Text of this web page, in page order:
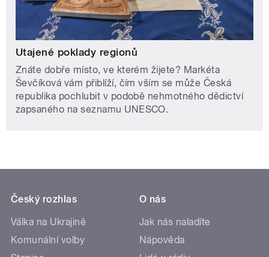
Utajené poklady regionů
Znáte dobře místo, ve kterém žijete? Markéta
Ševčíková vám přiblíží, čím vším se může Česká
republika pochlubit v podobě nehmotného dědictví
zapsaného na seznamu UNESCO.
Český rozhlas
Válka na Ukrajině
Komunální volby
O nás
Jak nás naladíte
Nápověda